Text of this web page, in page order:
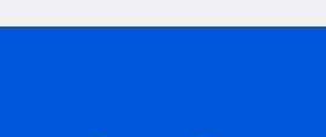
de rester sur les pistes